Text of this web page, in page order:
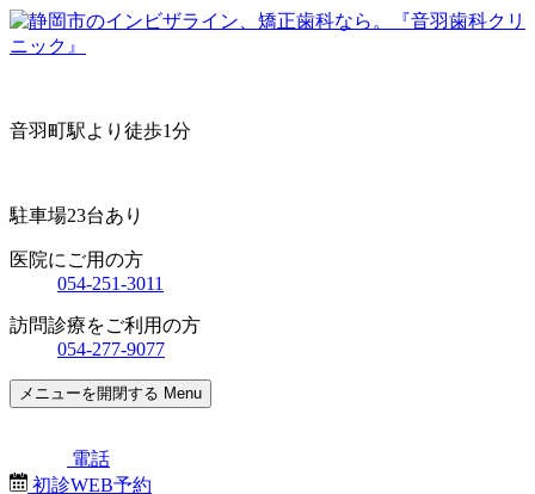
音羽町駅より徒歩1分
駐車場23台あり
医院にご用の方
054-251-3011
訪問診療をご利用の方
054-277-9077
メニューを開閉する Menu
電話
初診WEB予約